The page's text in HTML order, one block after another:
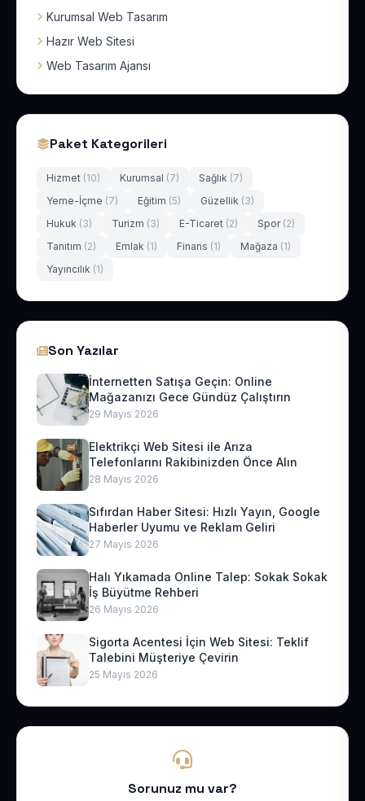
Kurumsal Web Tasarım
Hazır Web Sitesi
Web Tasarım Ajansı
Paket Kategorileri
Hizmet (10) Kurumsal (7) Sağlık (7)
Yeme-İçme (7) Eğitim (5) Güzellik (3)
Hukuk (3) Turizm (3) E-Ticaret (2) Spor (2)
Tanıtım (2) Emlak (1) Finans (1) Mağaza (1)
Yayıncılık (1)
Son Yazılar
İnternetten Satışa Geçin: Online
Mağazanızı Gece Gündüz Çalıştırın
29 Mayıs 2026
Elektrikçi Web Sitesi ile Arıza
Telefonlarını Rakibinizden Önce Alın
28 Mayıs 2026
Sıfırdan Haber Sitesi: Hızlı Yayın, Google
Haberler Uyumu ve Reklam Geliri
27 Mayıs 2026
Halı Yıkamada Online Talep: Sokak Sokak
İş Büyütme Rehberi
26 Mayıs 2026
Sigorta Acentesi İçin Web Sitesi: Teklif
Talebini Müşteriye Çevirin
25 Mayıs 2026
Sorunuz mu var?